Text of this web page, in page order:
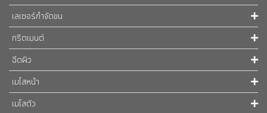
เลเซอร์กำจัดขน
ทรีตเมนต์
ฉีดผิว
เมโสหน้า
เมโสตัว